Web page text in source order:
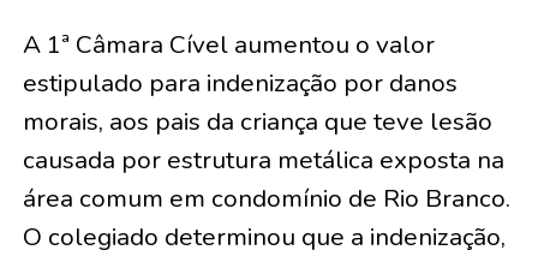
A 1ª Câmara Cível aumentou o valor
estipulado para indenização por danos
morais, aos pais da criança que teve lesão
causada por estrutura metálica exposta na
área comum em condomínio de Rio Branco.
O colegiado determinou que a indenização,